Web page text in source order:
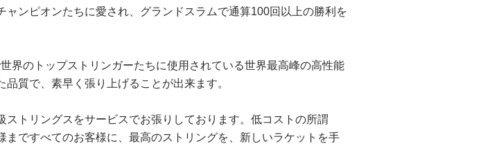
ンピオンたちに愛され、グランドスラムで通算100回以上の勝利を
界のトップストリンガーたちに使用されている世界最高峰の高性能
質で、素早く張り上げることが出来ます。
トリングスをサービスでお張りしております。低コストの所謂
まですべてのお客様に、最高のストリングを、新しいラケットを手